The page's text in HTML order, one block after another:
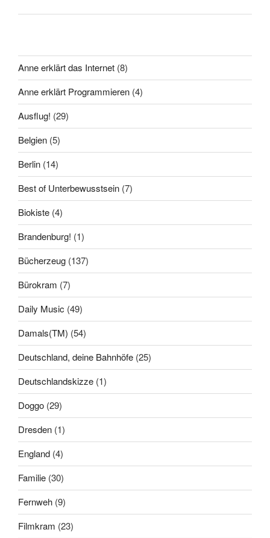
Anne erklärt das Internet (8)
Anne erklärt Programmieren (4)
Ausflug! (29)
Belgien (5)
Berlin (14)
Best of Unterbewusstsein (7)
Biokiste (4)
Brandenburg! (1)
Bücherzeug (137)
Bürokram (7)
Daily Music (49)
Damals(TM) (54)
Deutschland, deine Bahnhöfe (25)
Deutschlandskizze (1)
Doggo (29)
Dresden (1)
England (4)
Familie (30)
Fernweh (9)
Filmkram (23)